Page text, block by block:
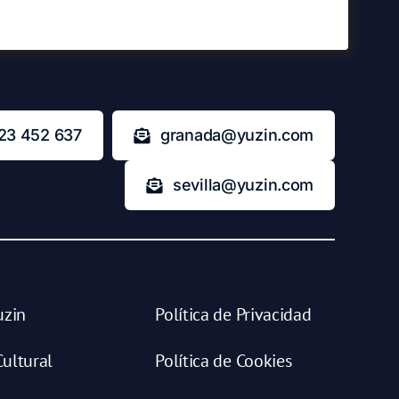
452 637 granada@yuzin.com
sevilla@yuzin.com
Política de Privacidad
Política de Cookies